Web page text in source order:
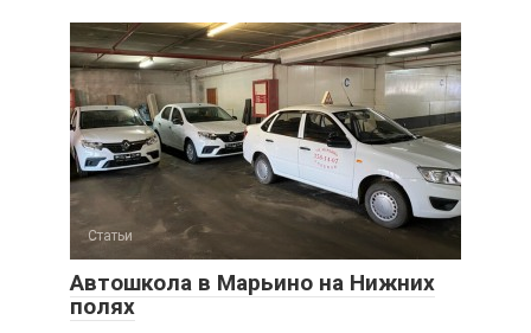
Статьи
Автошкола в Марьино на Нижних
полях